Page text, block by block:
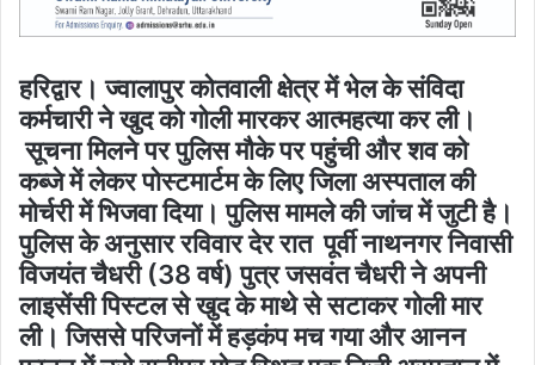
हरिद्वार। ज्वालापुर कोतवाली क्षेत्र में भेल के संविदा
कर्मचारी ने खुद को गोली मारकर आत्महत्या कर ली।
सूचना मिलने पर पुलिस मौके पर पहुंची और शव को
कब्जे में लेकर पोस्टमार्टम के लिए जिला अस्पताल की
मोर्चरी में भिजवा दिया। पुलिस मामले की जांच में जुटी है।
पुलिस के अनुसार रविवार देर रात पूर्वी नाथनगर निवासी
विजयंत चैधरी (38 वर्ष) पुत्र जसवंत चैधरी ने अपनी
लाइसेंसी पिस्टल से खुद के माथे से सटाकर गोली मार
ली। जिससे परिजनों में हड़कंप मच गया और आनन